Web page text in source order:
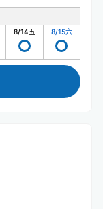
8/14五 8/15六